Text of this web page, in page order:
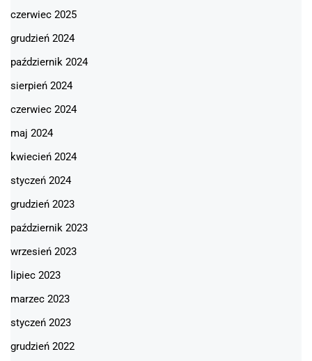
czerwiec 2025
grudzień 2024
październik 2024
sierpień 2024
czerwiec 2024
maj 2024
kwiecień 2024
styczeń 2024
grudzień 2023
październik 2023
wrzesień 2023
lipiec 2023
marzec 2023
styczeń 2023
grudzień 2022